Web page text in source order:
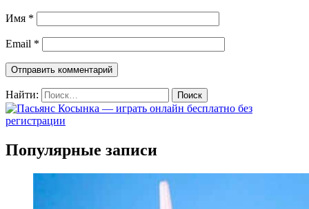
Имя *
Email *
Найти:
Популярные записи